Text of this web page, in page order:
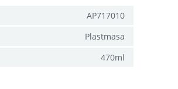
AP717010
Plastmasa
470ml